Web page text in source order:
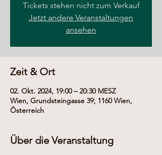
Tickets stehen nicht zum Verkauf
Jetzt andere Veranstaltungen
ansehen
Zeit & Ort
02. Okt. 2024, 19:00 – 20:30 MESZ
Wien, Grundsteingasse 39, 1160 Wien,
Österreich
Über die Veranstaltung